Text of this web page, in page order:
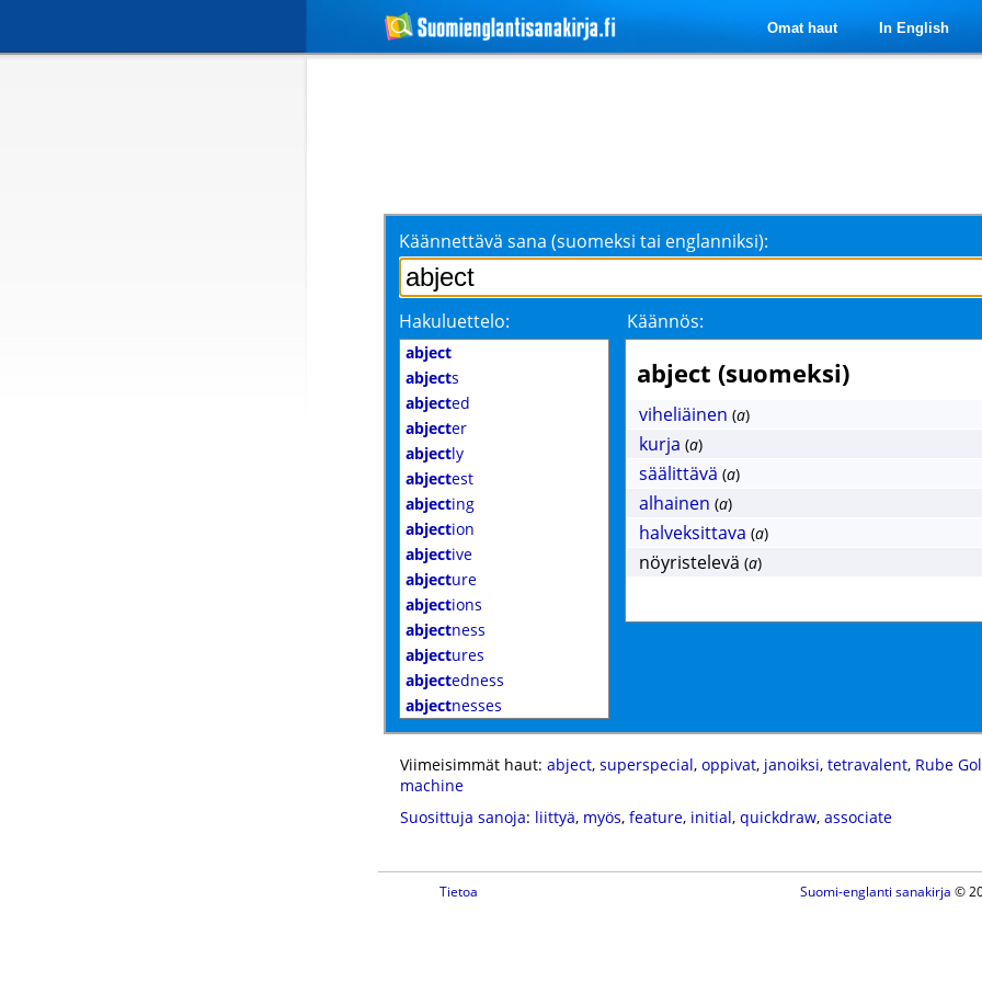
Omat haut In English
Käännettävä sana (suomeksi tai englanniksi):
Hakuluettelo: Käännös:
abject
abjects
abjected
abjecter
abjectly
abjectest
abjecting
abjection
abjective
abjecture
abjections
abjectness
abjectures
abjectedness
abjectnesses
abject (suomeksi)
viheliäinen (a)
kurja (a)
säälittävä (a)
alhainen (a)
halveksittava (a)
nöyristelevä (a)
Viimeisimmät haut: abject, superspecial, oppivat, janoiksi, tetravalent, Rube
machine
Suosittuja sanoja: liittyä, myös, feature, initial, quickdraw, associate
Tietoa Suomi-englanti sanakirja ©